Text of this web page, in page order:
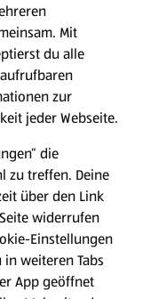
Mit
du alle
zur
jeder Webseite.
die
zu treffen. Deine
über den Link
widerrufen
Einstellungen
weiteren Tabs
App geöffnet